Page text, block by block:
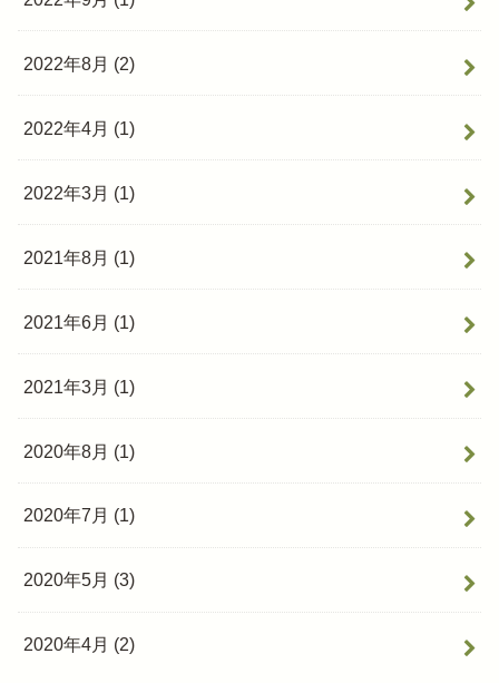
2022年8月 (2)
2022年4月 (1)
2022年3月 (1)
2021年8月 (1)
2021年6月 (1)
2021年3月 (1)
2020年8月 (1)
2020年7月 (1)
2020年5月 (3)
2020年4月 (2)